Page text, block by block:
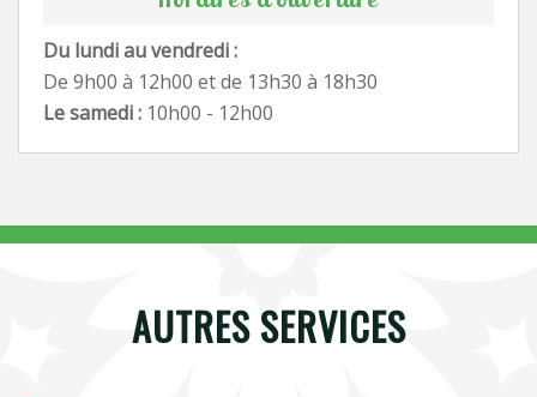
Du lundi au vendredi :
De 9h00 à 12h00 et de 13h30 à 18h30
Le samedi : 10h00 - 12h00
AUTRES SERVICES